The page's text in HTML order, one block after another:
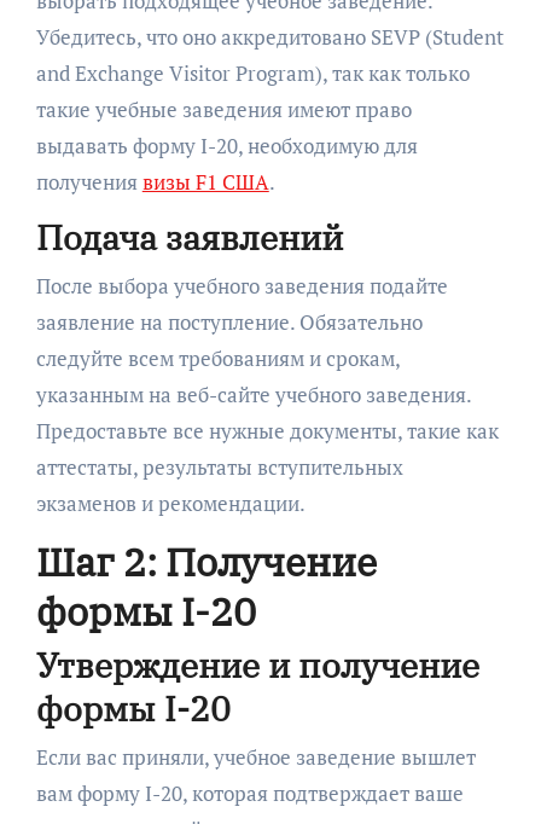
Убедитесь, что оно аккредитовано SEVP (Student
and Exchange Visitor Program), так как только
такие учебные заведения имеют право
выдавать форму I-20, необходимую для
получениявизы F1 США.
Подача заявлений
После выбора учебного заведения подайте
заявление на поступление. Обязательно
следуйте всем требованиям и срокам,
указанным на веб-сайте учебного заведения.
Предоставьте все нужные документы, такие как
аттестаты, результаты вступительных
экзаменов и рекомендации.
Шаг 2: Получение
формы I-20
Утверждение и получение
формы I-20
Если вас приняли, учебное заведение вышлет
вам форму I-20, которая подтверждает ваше